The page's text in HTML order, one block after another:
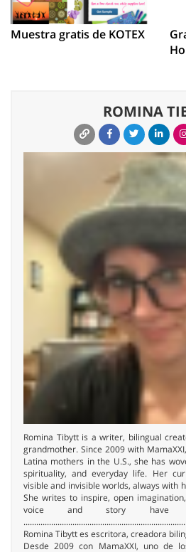
Muestra gratis de KOTEX
ROMINA
Romina Tibytt is a writer, bilingual
grandmother. Since 2009 with
Latina mothers in the U.S., she has
spirituality, and everyday life. Her
visible and invisible worlds, always with
She writes to inspire, open
voice and story have
Romina Tibytt es escritora, creadora
Desde 2009 con MamaXXI, uno de